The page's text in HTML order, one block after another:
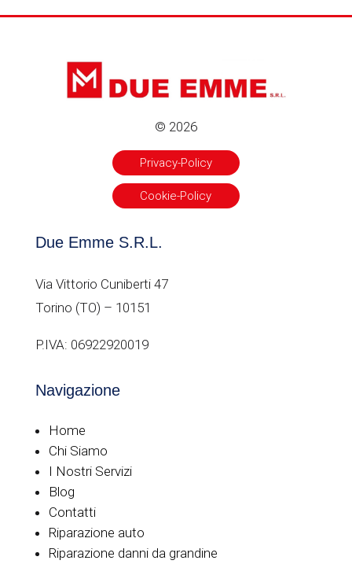
© 2026
Privacy-Policy
Cookie-Policy
Due Emme S.R.L.
Via Vittorio Cuniberti 47
Torino (TO) – 10151
P.IVA: 06922920019
Navigazione
Home
Chi Siamo
I Nostri Servizi
Blog
Contatti
Riparazione auto
Riparazione danni da grandine